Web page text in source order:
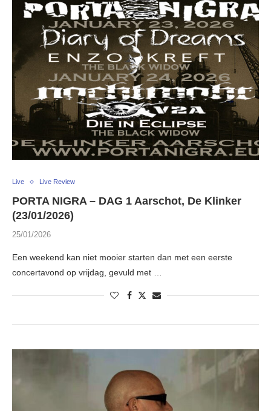
Live Live Review
PORTA NIGRA – DAG 1 Aarschot, De Klinker
(23/01/2026)
25/01/2026
Een weekend kan niet mooier starten dan met een eerste
concertavond op vrijdag, gevuld met …